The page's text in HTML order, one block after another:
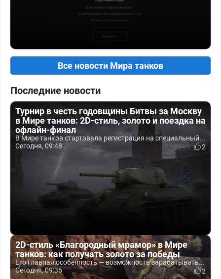
Все новости Мира танков
Последние новости
Турнир в честь годовщины Битвы за Москву
в Мире танков: 2D-стиль, золото и поездка на
офлайн-финал
В Мире танков стартовала регистрация на специальный...
Сегодня, 09:48
2
2D-стиль «Благородный мрамор» в Мире
танков: как получать золото за победы
Его главная особенность — возможность зарабатывать...
Сегодня, 09:36
2